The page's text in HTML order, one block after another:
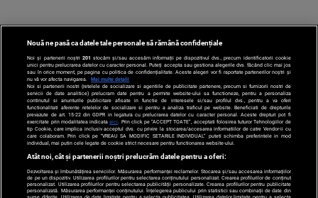
1
Nouă ne pasă ca datele tale personale să rămână confidențiale
Noi și partenerii noștri 201 stocăm și/sau accesăm informații pe dispozitivul dvs., precum identificatorii cookie
unici pentru prelucrarea datelor cu caracter personal. Puteți accepta sau gestiona alegerile dvs. făcând clic mai jos
sau în orice moment, pe pagina cu politica de confidențialitate. Aceste alegeri vor fi raportate partenerilor noștri și
nu vă vor afecta navigarea.
Mai multe detalii
Noi si partenerii nostri (retelele de socializare si agentiile de publicitate partenere, precum si furnizorii nostri de
servicii de date analitice) prelucram date pentru a permite website-ului sa functioneze, pentru a personaliza
continutul si anunturile publicitare afisate in functie de interesele si/sau profilul dvs., pentru a va oferi
functionalitati aferente retelelor de socializare si pentru a analiza traficul pe website. Beneficiati de drepturile
prevazute de art. 15-22 din GDPR in legatura cu prelucrarea datelor cu caracter personal. Aceste drepturi pot fi
exercitate prin modalitatea indicataaici . Prin click pe “ACCEPT TOATE”, acceptati folosirea tuturor Tehnologiilor de
tip Cookie, care implica inclusiv acceptul dvs. cu privire la stocarea/accesarea informatiilor de catre Vendor-ii cu
care colaboram. Prin click pe “VREAU SA MODIFIC SETARILE INDIVIDUAL” puteti schimba preferintele in mod
individual, mai putin cele legate de cookie strict necesare pentru functionarea website-ului.
Atât noi, cât și partenerii noștri prelucrăm datele pentru a oferi:
Dezvoltarea și îmbunătățirea serviciilor. Măsurarea performanței reclamelor. Stocarea și/sau accesarea informațiilor
de pe un dispozitiv. Utilizarea profilurilor pentru selectarea conținutului personalizat. Crearea profilurilor de conținut
personalizat. Utilizarea profilurilor pentru selectarea publicității personalizate. Crearea profilurilor pentru publicitate
personalizată. Măsurarea performanței conținutului. Înțelegerea publicului prin statistici sau combinații de date din